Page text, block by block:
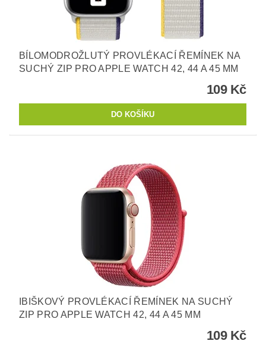
BÍLOMODROŽLUTÝ PROVLÉKACÍ ŘEMÍNEK NA
SUCHÝ ZIP PRO APPLE WATCH 42, 44 A 45 MM
109 Kč
IBIŠKOVÝ PROVLÉKACÍ ŘEMÍNEK NA SUCHÝ
ZIP PRO APPLE WATCH 42, 44 A 45 MM
109 Kč